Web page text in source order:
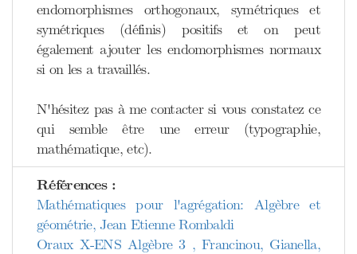
endomorphismes orthogonaux, symétriques et
symétriques (définis) positifs et on peut
également ajouter les endomorphismes normaux
si on les a travaillés.
N'hésitez pas à me contacter si vous constatez ce
qui semble être une erreur (typographie,
mathématique, etc).
Références :
Mathématiques pour l'agrégation: Algèbre et
géométrie, Jean Etienne Rombaldi
Oraux X-ENS Algèbre 3 , Francinou, Gianella,